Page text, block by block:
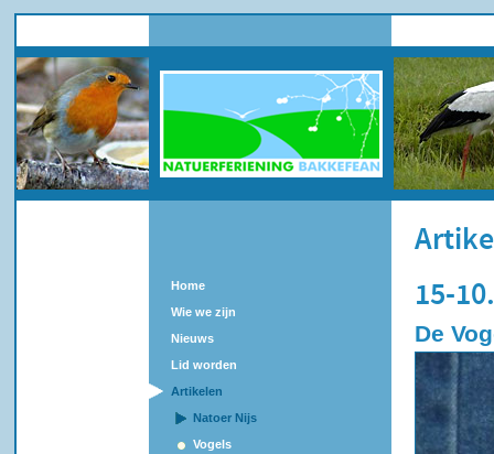
Home
Wie we zijn
Nieuws
Lid worden
Artikelen
Natoer Nijs
Vogels
15-10.
De